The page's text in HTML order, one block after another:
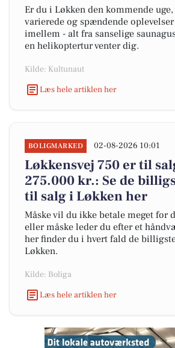
Er du i Løkken den kommende
varierede og spændende
imellem - alt fra sanselige
en helikoptertur venter dig.
Kilde: Kultunaut
Læs hele artiklen her
BOLIGMARKED 02-08-2026 10:01
Løkkensvej 750 er til
275.000 kr.: Se de
til salg i Løkken her
Måske vil du ikke betale meget for
eller måske leder du efter et
her finder du i hvert fald de
Løkken.
Kilde: Boliga
Læs hele artiklen her